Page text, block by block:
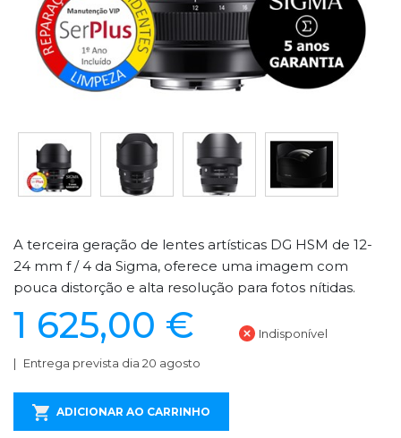
A terceira geração de lentes artísticas DG HSM de 12-
24 mm f / 4 da Sigma, oferece uma imagem com
pouca distorção e alta resolução para fotos nítidas.
1 625,00 € Indisponível
Entrega prevista dia 20 agosto
ADICIONAR AO CARRINHO